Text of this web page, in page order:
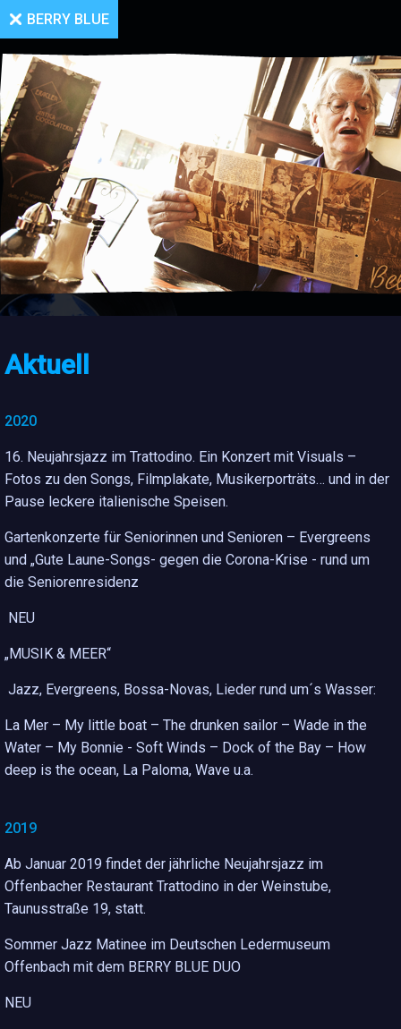
BERRY BLUE
Aktuell
2020
16. Neujahrsjazz im Trattodino. Ein Konzert mit Visuals –
Fotos zu den Songs, Filmplakate, Musikerporträts… und in der
Pause leckere italienische Speisen.
Gartenkonzerte für Seniorinnen und Senioren – Evergreens
und „Gute Laune-Songs- gegen die Corona-Krise - rund um
die Seniorenresidenz
NEU
„MUSIK & MEER“
Jazz, Evergreens, Bossa-Novas, Lieder rund um´s Wasser:
La Mer – My little boat – The drunken sailor – Wade in the
Water – My Bonnie - Soft Winds – Dock of the Bay – How
deep is the ocean, La Paloma, Wave u.a.
2019
Ab Januar 2019 findet der jährliche Neujahrsjazz im
Offenbacher Restaurant Trattodino in der Weinstube,
Taunusstraße 19, statt.
Sommer Jazz Matinee im Deutschen Ledermuseum
Offenbach mit dem BERRY BLUE DUO
NEU